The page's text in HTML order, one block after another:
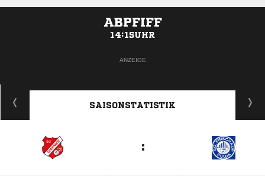
ABPFIFF
14:15UHR
ANZEIGE
SAISONSTATISTIK
: